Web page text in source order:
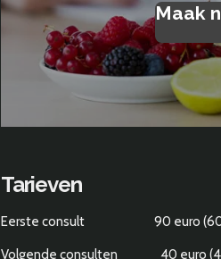
Maak
Tarieven
Eerste consult 90 euro (60
Volgende consulten 40 euro